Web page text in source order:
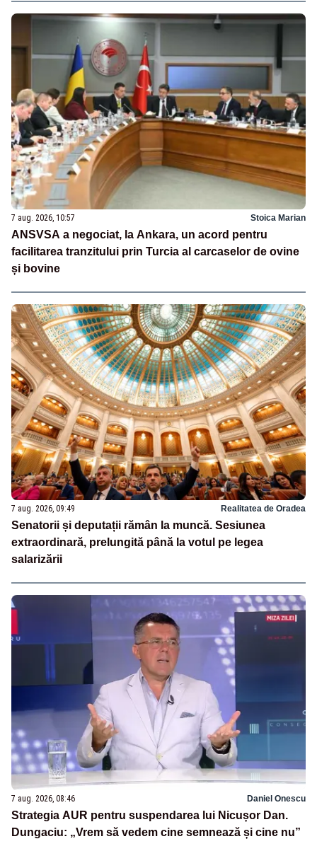
7 aug. 2026, 10:57 Stoica Marian
ANSVSA a negociat, la Ankara, un acord pentru
facilitarea tranzitului prin Turcia al carcaselor de ovine
și bovine
7 aug. 2026, 09:49 Realitatea de Oradea
Senatorii și deputații rămân la muncă. Sesiunea
extraordinară, prelungită până la votul pe legea
salarizării
7 aug. 2026, 08:46 Daniel Onescu
Strategia AUR pentru suspendarea lui Nicușor Dan.
Dungaciu: „Vrem să vedem cine semnează și cine nu”